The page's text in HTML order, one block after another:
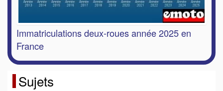
Immatriculations deux-roues année 2025 en
France
Sujets